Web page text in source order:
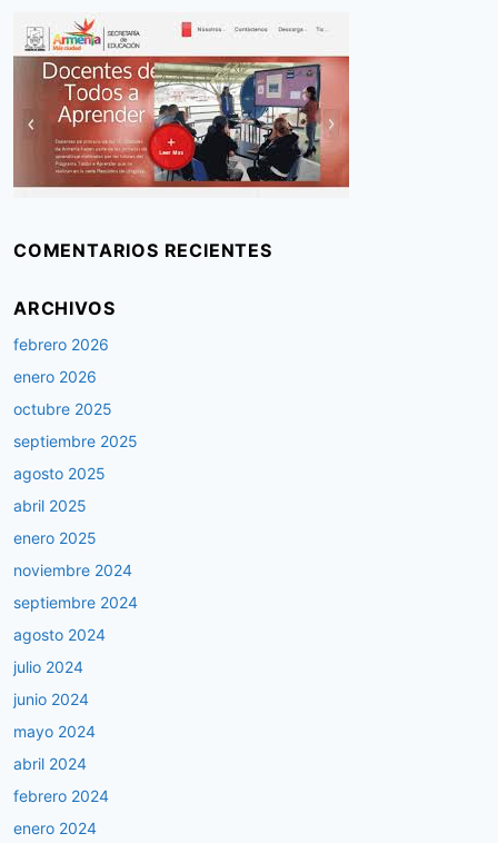
COMENTARIOS RECIENTES
ARCHIVOS
febrero 2026
enero 2026
octubre 2025
septiembre 2025
agosto 2025
abril 2025
enero 2025
noviembre 2024
septiembre 2024
agosto 2024
julio 2024
junio 2024
mayo 2024
abril 2024
febrero 2024
enero 2024